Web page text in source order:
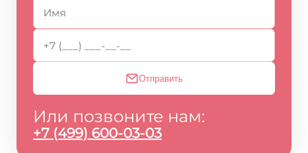
Отправить
Или позвоните нам:
+7 (499) 600-03-03